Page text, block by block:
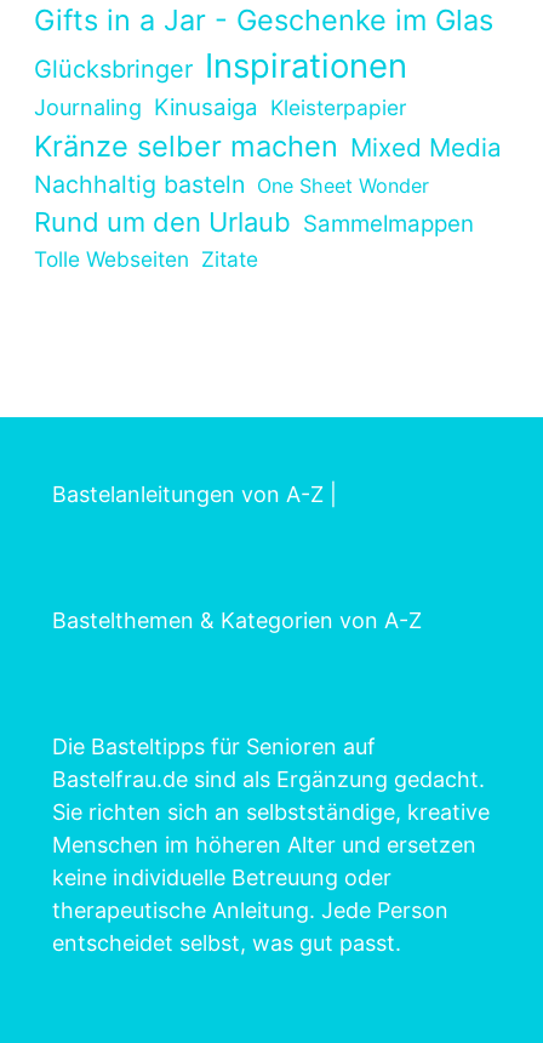
Gifts in a Jar - Geschenke im Glas
Glücksbringer Inspirationen
Journaling Kinusaiga Kleisterpapier
Kränze selber machen Mixed Media
Nachhaltig basteln One Sheet Wonder
Rund um den Urlaub Sammelmappen
Tolle Webseiten Zitate
Bastelanleitungen von A-Z
Bastelthemen & Kategorien von A-Z
Die Basteltipps für Senioren auf
Bastelfrau.de sind als Ergänzung gedacht.
Sie richten sich an selbstständige, kreative
Menschen im höheren Alter und ersetzen
keine individuelle Betreuung oder
therapeutische Anleitung. Jede Person
entscheidet selbst, was gut passt.